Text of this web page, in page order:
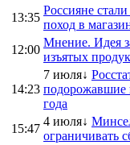
13:35
Россияне
поход в
12:00
Мнение. Идея
изъятых
14:23
7 июля↓
подорожавшие
года
15:47
4 июля↓
ограничивать